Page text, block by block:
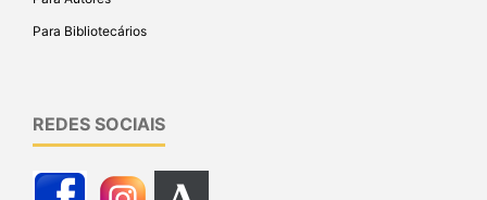
Para Bibliotecários
REDES SOCIAIS